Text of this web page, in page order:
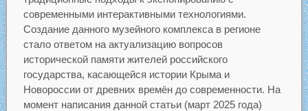
современными интерактивными технологиями.
Создание данного музейного комплекса в регионе
стало ответом на актуализацию вопросов
исторической памяти жителей российского
государства, касающейся истории Крыма и
Новороссии от древних времён до современности. На
момент написания данной статьи (март 2025 года)